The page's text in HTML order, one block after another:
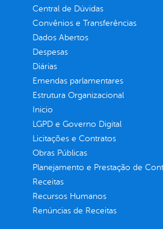
Central de Dúvidas
Convênios e Transferências
Dados Abertos
Despesas
Diárias
Emendas parlamentares
Estrutura Organizacional
Inicio
LGPD e Governo Digital
Licitações e Contratos
Obras Públicas
Planejamento e Prestação de
Receitas
Recursos Humanos
Renúncias de Receitas